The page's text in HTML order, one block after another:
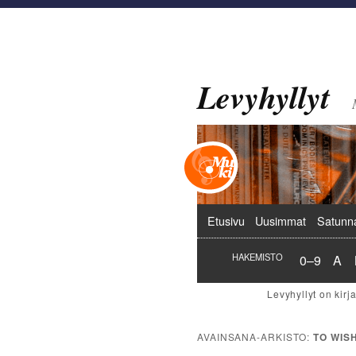
Levyhyllyt
Päävalikko
Etusivu Uusimmat
HAKEMISTO 0–9 A
AVAINSANA-ARKISTO:TO